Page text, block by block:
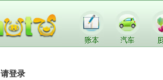
请登录